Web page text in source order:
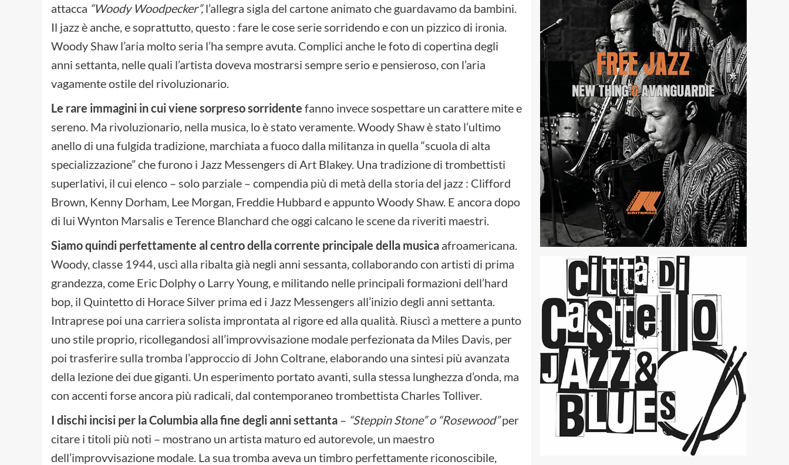
attacca “Woody Woodpecker”,l’allegra sigla del cartone animato che guardavamo da bambini.
Il jazz è anche, e soprattutto, questo : fare le cose serie sorridendo e con un pizzico di ironia.
Woody Shaw l’aria molto seria l’ha sempre avuta. Complici anche le foto di copertina degli
anni settanta, nelle quali l’artista doveva mostrarsi sempre serio e pensieroso, con l’aria
vagamente ostile del rivoluzionario.
Le rare immagini in cui viene sorpreso sorridente fanno invece sospettare un carattere mite e
sereno. Ma rivoluzionario, nella musica, lo è stato veramente. Woody Shaw è stato l’ultimo
anello di una fulgida tradizione, marchiata a fuoco dalla militanza in quella “scuola di alta
specializzazione” che furono i Jazz Messengers di Art Blakey. Una tradizione di trombettisti
superlativi, il cui elenco – solo parziale – compendia più di metà della storia del jazz : Clifford
Brown, Kenny Dorham, Lee Morgan, Freddie Hubbard e appunto Woody Shaw. E ancora dopo
di lui Wynton Marsalis e Terence Blanchard che oggi calcano le scene da riveriti maestri.
Siamo quindi perfettamente al centro della corrente principale della musica afroamericana.
Woody, classe 1944, uscì alla ribalta già negli anni sessanta, collaborando con artisti di prima
grandezza, come Eric Dolphy o Larry Young, e militando nelle principali formazioni dell’hard
bop, il Quintetto di Horace Silver prima ed i Jazz Messengers all’inizio degli anni settanta.
Intraprese poi una carriera solista improntata al rigore ed alla qualità. Riuscì a mettere a punto
uno stile proprio, ricollegandosi all’improvvisazione modale perfezionata da Miles Davis, per
poi trasferire sulla tromba l’approccio di John Coltrane, elaborando una sintesi più avanzata
della lezione dei due giganti. Un esperimento portato avanti, sulla stessa lunghezza d’onda, ma
con accenti forse ancora più radicali, dal contemporaneo trombettista Charles Tolliver.
I dischi incisi per la Columbia alla fine degli anni settanta – “Steppin Stone” o “Rosewood”per
citare i titoli più noti – mostrano un artista maturo ed autorevole, un maestro
dell’improvvisazione modale. La sua tromba aveva un timbro perfettamente riconoscibile,